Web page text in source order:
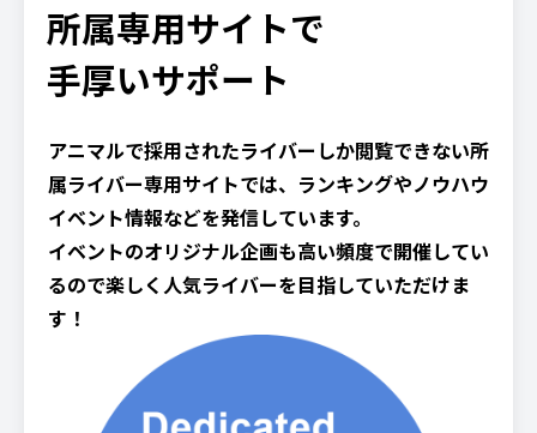
所属専用サイトで
手厚いサポート
アニマルで採用されたライバーしか閲覧できない所
属ライバー専用サイトでは、ランキングやノウハウ
イベント情報などを発信しています。
イベントのオリジナル企画も高い頻度で開催してい
るので楽しく人気ライバーを目指していただけま
す！